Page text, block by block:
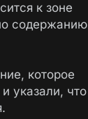
к зоне
содержанию
которое
указали, что